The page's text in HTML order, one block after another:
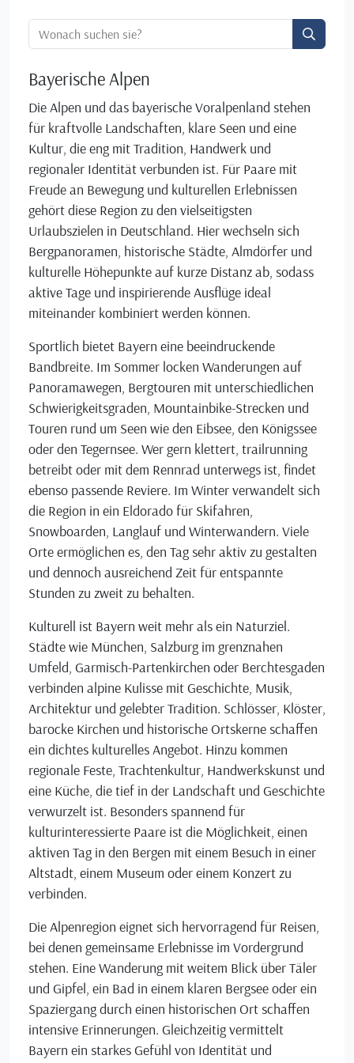
Ortssuche:
Bayerische Alpen
Die Alpen und das bayerische Voralpenland stehen
für kraftvolle Landschaften, klare Seen und eine
Kultur, die eng mit Tradition, Handwerk und
regionaler Identität verbunden ist. Für Paare mit
Freude an Bewegung und kulturellen Erlebnissen
gehört diese Region zu den vielseitigsten
Urlaubszielen in Deutschland. Hier wechseln sich
Bergpanoramen, historische Städte, Almdörfer und
kulturelle Höhepunkte auf kurze Distanz ab, sodass
aktive Tage und inspirierende Ausflüge ideal
miteinander kombiniert werden können.
Sportlich bietet Bayern eine beeindruckende
Bandbreite. Im Sommer locken Wanderungen auf
Panoramawegen, Bergtouren mit unterschiedlichen
Schwierigkeitsgraden, Mountainbike-Strecken und
Touren rund um Seen wie den Eibsee, den Königssee
oder den Tegernsee. Wer gern klettert, trailrunning
betreibt oder mit dem Rennrad unterwegs ist, findet
ebenso passende Reviere. Im Winter verwandelt sich
die Region in ein Eldorado für Skifahren,
Snowboarden, Langlauf und Winterwandern. Viele
Orte ermöglichen es, den Tag sehr aktiv zu gestalten
und dennoch ausreichend Zeit für entspannte
Stunden zu zweit zu behalten.
Kulturell ist Bayern weit mehr als ein Naturziel.
Städte wie München, Salzburg im grenznahen
Umfeld, Garmisch-Partenkirchen oder Berchtesgaden
verbinden alpine Kulisse mit Geschichte, Musik,
Architektur und gelebter Tradition. Schlösser, Klöster,
barocke Kirchen und historische Ortskerne schaffen
ein dichtes kulturelles Angebot. Hinzu kommen
regionale Feste, Trachtenkultur, Handwerkskunst und
eine Küche, die tief in der Landschaft und Geschichte
verwurzelt ist. Besonders spannend für
kulturinteressierte Paare ist die Möglichkeit, einen
aktiven Tag in den Bergen mit einem Besuch in einer
Altstadt, einem Museum oder einem Konzert zu
verbinden.
Die Alpenregion eignet sich hervorragend für Reisen,
bei denen gemeinsame Erlebnisse im Vordergrund
stehen. Eine Wanderung mit weitem Blick über Täler
und Gipfel, ein Bad in einem klaren Bergsee oder ein
Spaziergang durch einen historischen Ort schaffen
intensive Erinnerungen. Gleichzeitig vermittelt
Bayern ein starkes Gefühl von Identität und